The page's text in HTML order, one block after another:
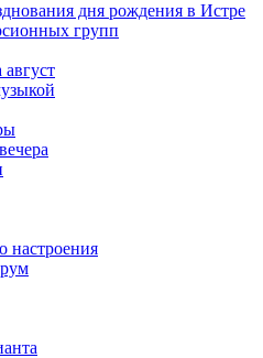
дня рождения в Истре
групп
настроения